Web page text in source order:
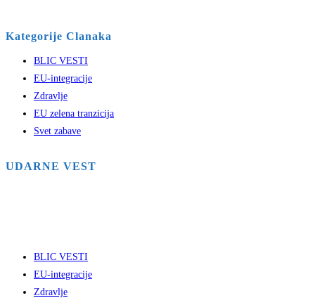
Kategorije Clanaka
BLIC VESTI
EU-integracije
Zdravlje
EU zelena tranzicija
Svet zabave
UDARNE VEST
BLIC VESTI
EU-integracije
Zdravlje